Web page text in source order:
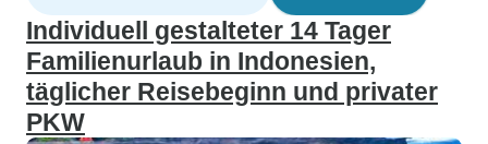
Individuell gestalteter 14 Tager
Familienurlaub in Indonesien,
täglicher Reisebeginn und privater
PKW